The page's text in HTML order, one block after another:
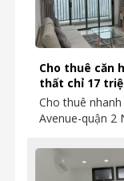
Cho thuê căn
thất chỉ 17
Cho thuê
Avenue-quận 2